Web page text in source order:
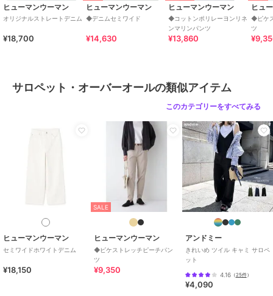
ヒューマンウーマン
オリジナルストレートデニム
¥18,700
ヒューマンウーマン
◆デニムセミワイド
¥14,630
ヒューマンウーマン
◆コットンポリレーヨンリネ
ンマリンパンツ
¥13,860
ヒュ
◆ピケ
ツ
サロペット・オーバーオールの類似アイテム
このカテゴリーをすべてみる
ヒューマンウーマン
セミワイドホワイトデニム
¥18,150
SALE
ヒューマンウーマン
◆ピケストレッチピーチパン
ツ
¥9,350
アンドミー
きれいめ ツイル キャミ サロペ
ット
4.16（25件）
¥4,090